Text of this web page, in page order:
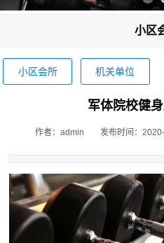
小区
小区会所 机关单位
军体院校健
作者：admin 发布时间：